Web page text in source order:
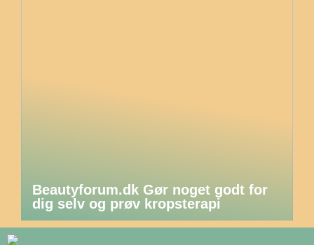
Beautyforum.dk Gør noget godt for
dig selv og prøv kropsterapi